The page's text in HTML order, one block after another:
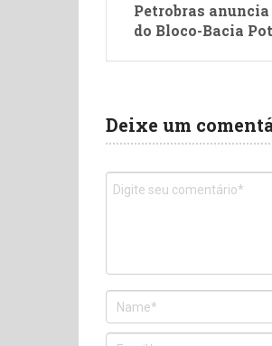
Petrobras
do Bloco-Bacia
Deixe um